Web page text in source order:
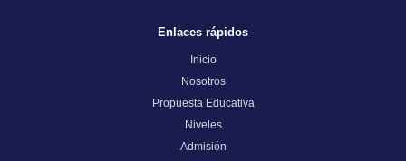
Enlaces rápidos
Inicio
Nosotros
Propuesta Educativa
Niveles
Admisión